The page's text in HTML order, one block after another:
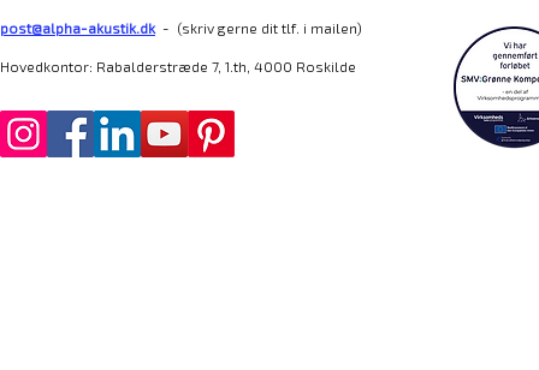
post@alpha-akustik.dk- (skriv gerne dit tlf. i mailen)
Hovedkontor: Rabalderstræde 7, 1.th, 4000 Roskilde